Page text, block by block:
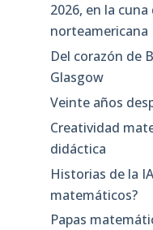
2026, en la
norteamericana
Del corazón de
Glasgow
Veinte años
Creatividad
didáctica
Historias de la
matemáticos?
Papas